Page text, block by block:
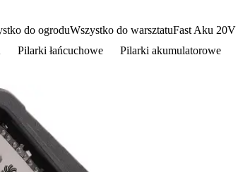
do ogroduWszystko do warsztatuFast Aku 20V
Pilarki łańcuchowe Pilarki akumulatorowe